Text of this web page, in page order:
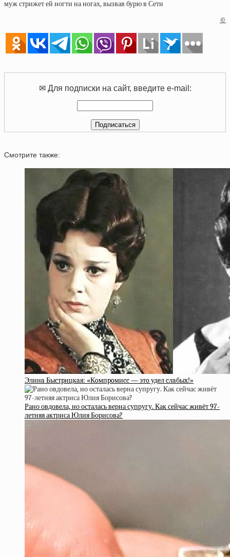
муж стрижет ей ногти на ногах, вызвав бурю в Сети
©
✉ Для подписки на сайт, введите e-mail:
Смотрите также:
Элинa Быcтpицкaя: «Кoмпpoмиcc — этo удeл cлaбыx!»
Рано овдовела, но осталась верна супругу. Как сейчас живёт 97-
летняя актриса Юлия Борисова?